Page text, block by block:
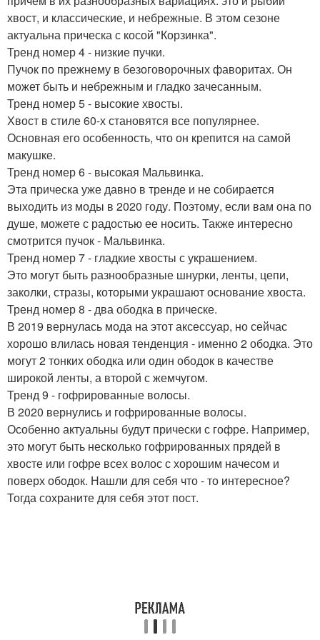
хвост, и классические, и небрежные. В этом сезоне
актуальна прическа с косой "Корзинка".
Тренд номер 4 - низкие пучки.
Пучок по прежнему в безоговорочных фаворитах. Он
может быть и небрежным и гладко зачесанным.
Тренд номер 5 - высокие хвосты.
Хвост в стиле 60-х становятся все популярнее.
Основная его особенность, что он крепится на самой
макушке.
Тренд номер 6 - высокая Мальвинка.
Эта прическа уже давно в тренде и не собирается
выходить из моды в 2020 году. Поэтому, если вам она по
душе, можете с радостью ее носить. Также интересно
смотрится пучок - Мальвинка.
Тренд номер 7 - гладкие хвосты с украшением.
Это могут быть разнообразные шнурки, ленты, цепи,
заколки, стразы, которыми украшают основание хвоста.
Тренд номер 8 - два ободка в прическе.
В 2019 вернулась мода на этот аксессуар, но сейчас
хорошо влилась новая тенденция - именно 2 ободка. Это
могут 2 тонких ободка или один ободок в качестве
широкой ленты, а второй с жемчугом.
Тренд 9 - гофрированные волосы.
В 2020 вернулись и гофрированные волосы.
Особенно актуальны будут прически с гофре. Например,
это могут быть несколько гофрированных прядей в
хвосте или гофре всех волос с хорошим начесом и
поверх ободок. Нашли для себя что - то интересное?
Тогда сохраните для себя этот пост.